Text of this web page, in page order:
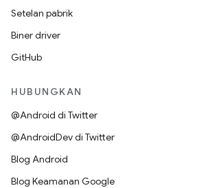
Setelan pabrik
Biner driver
GitHub
HUBUNGKAN
@Android di Twitter
@AndroidDev di Twitter
Blog Android
Blog Keamanan Google